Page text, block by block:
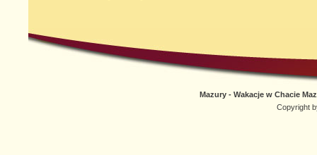
Mazury - Wakacje w Chacie
Copyright